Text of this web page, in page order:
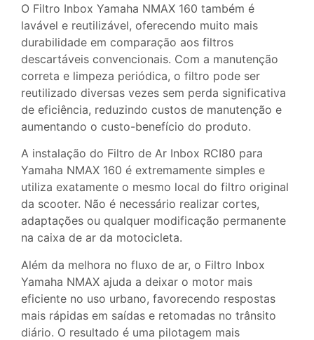
O Filtro Inbox Yamaha NMAX 160 também é
lavável e reutilizável, oferecendo muito mais
durabilidade em comparação aos filtros
descartáveis convencionais. Com a manutenção
correta e limpeza periódica, o filtro pode ser
reutilizado diversas vezes sem perda significativa
de eficiência, reduzindo custos de manutenção e
aumentando o custo-benefício do produto.
A instalação do Filtro de Ar Inbox RCI80 para
Yamaha NMAX 160 é extremamente simples e
utiliza exatamente o mesmo local do filtro original
da scooter. Não é necessário realizar cortes,
adaptações ou qualquer modificação permanente
na caixa de ar da motocicleta.
Além da melhora no fluxo de ar, o Filtro Inbox
Yamaha NMAX ajuda a deixar o motor mais
eficiente no uso urbano, favorecendo respostas
mais rápidas em saídas e retomadas no trânsito
diário. O resultado é uma pilotagem mais